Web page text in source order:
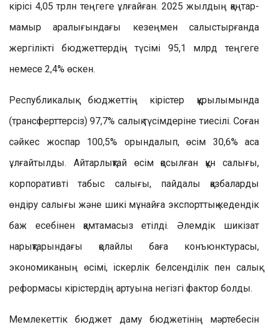
кірісі 4,05 трлн теңгеге ұлғайған. 2025 жылдың қаңтар-
мамыр аралығындағы кезеңмен салыстырғанда
жергілікті бюджеттердің түсімі 95,1 млрд теңгеге
немесе 2,4% өскен.
Республикалық бюджеттің кірістер құрылымында
(трансферттерсіз) 97,7% салық түсімдеріне тиесілі. Соған
сәйкес жоспар 100,5% орындалып, өсім 30,6% аса
ұлғайтылды. Айтарлықтайөсім қосылған құн салығы,
корпоративті табыс салығы, пайдалы қазбаларды
өндіру салығы және шикі мұнайға экспорттық кедендік
баж есебінен қамтамасыз етілді. Әлемдік шикізат
нарықтарындағы қолайлы баға конъюнктурасы,
экономиканың өсімі, іскерлік белсенділік пен салық
реформасы кірістердің артуына негізгі фактор болды.
Мемлекеттік бюджет даму бюджетінің мәртебесін